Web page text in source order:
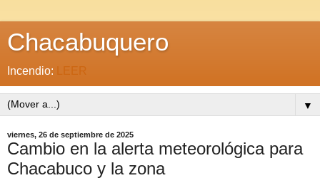
Chacabuquero
Incendio: LEER
▼
viernes, 26 de septiembre de 2025
Cambio en la alerta meteorológica para
Chacabuco y la zona